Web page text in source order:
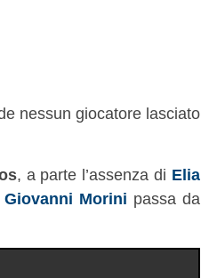
nessun giocatore lasciato
, a parte l’assenza di Elia
Giovanni Morini passa da